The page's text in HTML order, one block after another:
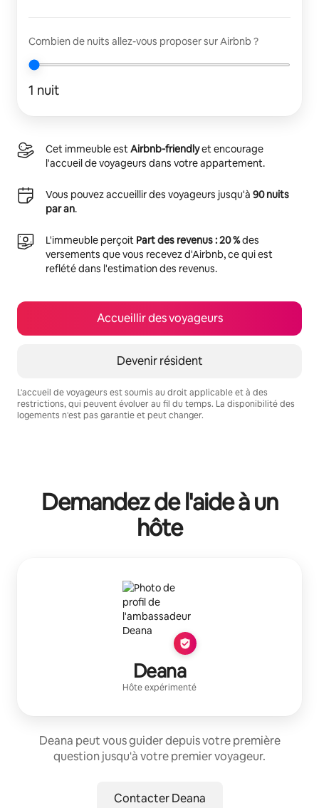
Combien de nuits allez-vous proposer sur Airbnb ?
1 nuit
Cet immeuble estAirbnb-friendlyet encourage
l'accueil de voyageurs dans votre appartement.
Vous pouvez accueillir des voyageurs jusqu'à 90 nuits
par an.
L'immeuble perçoit Part des revenus : 20 %des
versements que vous recevez d'Airbnb, ce qui est
reflété dans l'estimation des revenus.
Accueillir des voyageurs
Devenir résident
L'accueil de voyageurs est soumis au droit applicable et à des
restrictions, qui peuvent évoluer au fil du temps. La disponibilité des
logements n'est pas garantie et peut changer.
Demandez de l'aide à un
hôte
Deana
Hôte expérimenté
Deana peut vous guider depuis votre première
question jusqu'à votre premier voyageur.
Contacter Deana